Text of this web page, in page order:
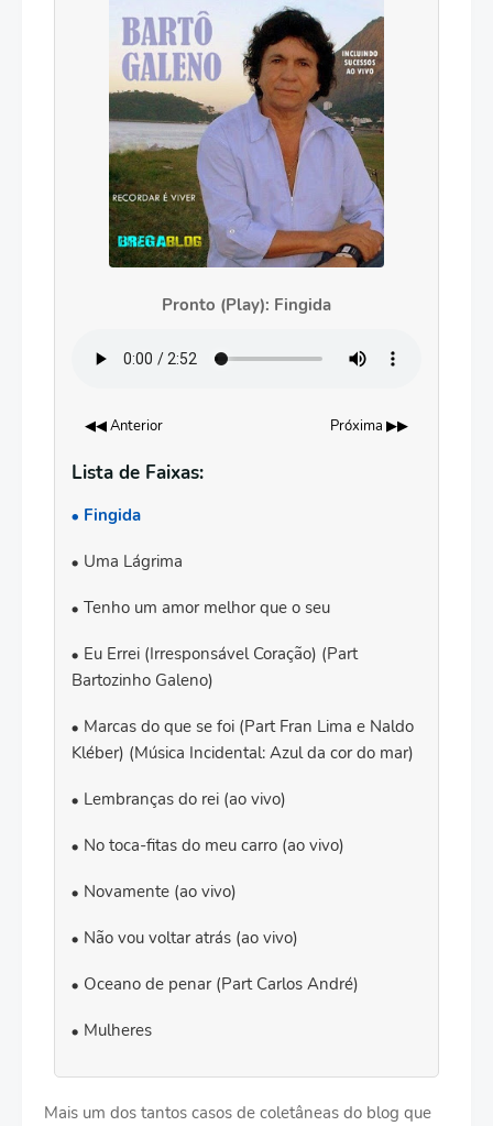
Pronto (Play): Fingida
◀◀ Anterior Próxima ▶▶
Lista de Faixas:
Fingida
Uma Lágrima
Tenho um amor melhor que o seu
Eu Errei (Irresponsável Coração) (Part
Bartozinho Galeno)
Marcas do que se foi (Part Fran Lima e Naldo
Kléber) (Música Incidental: Azul da cor do mar)
Lembranças do rei (ao vivo)
No toca-fitas do meu carro (ao vivo)
Novamente (ao vivo)
Não vou voltar atrás (ao vivo)
Oceano de penar (Part Carlos André)
Mulheres
Mais um dos tantos casos de coletâneas do blog que